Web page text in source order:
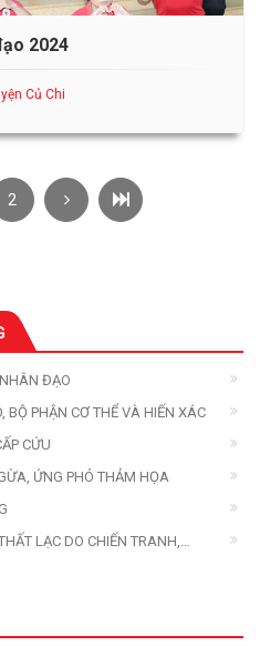
2024
Củ Chi
2
ĐẠO
BỘ PHẬN CƠ THỂ VÀ HIẾN XÁC
CỨU
ỨNG PHÓ THẢM HỌA
LẠC DO CHIẾN TRANH,